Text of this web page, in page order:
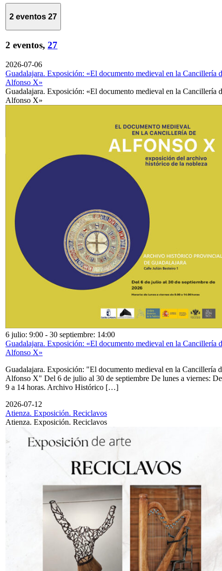
2 eventos 27
2 eventos, 27
2026-07-06
Guadalajara. Exposición: «El documento medieval en la Cancillería
Alfonso X»
Guadalajara. Exposición: «El documento medieval en la Cancillería
Alfonso X»
6 julio: 9:00 - 30 septiembre: 14:00
Guadalajara. Exposición: «El documento medieval en la Cancillería
Alfonso X»
Guadalajara. Exposición: "El documento medieval en la Cancillería
Alfonso X" Del 6 de julio al 30 de septiembre De lunes a viernes: De
9 a 14 horas. Archivo Histórico […]
2026-07-12
Atienza. Exposición. Reciclavos
Atienza. Exposición. Reciclavos